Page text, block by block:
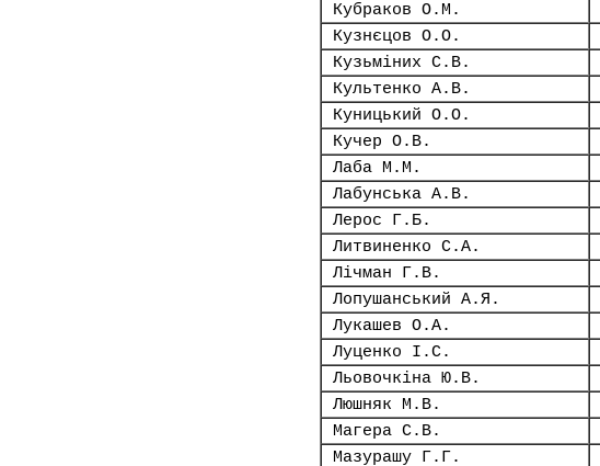
Кубраков О.М.
Кузнєцов О.О.
Кузьміних С.В.
Культенко А.В.
Куницький О.О.
Кучер О.В.
Лаба М.М.
Лабунська А.В.
Лерос Г.Б.
Литвиненко С.А.
Лічман Г.В.
Лопушанський А.Я.
Лукашев О.А.
Луценко І.С.
Льовочкіна Ю.В.
Люшняк М.В.
Магера С.В.
Мазурашу Г.Г.